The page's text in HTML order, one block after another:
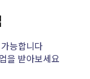
능합니다
을 받아보세요